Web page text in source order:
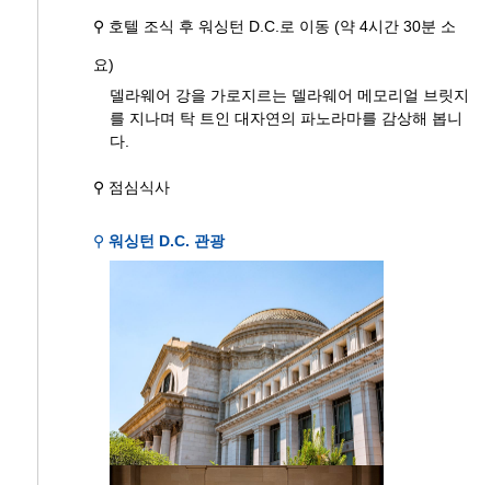
⚲ 호텔 조식 후 워싱턴 D.C.로 이동 (약 4시간 30분 소
요)
델라웨어 강을 가로지르는 델라웨어 메모리얼 브릿지
를 지나며 탁 트인 대자연의 파노라마를 감상해 봅니
다.
⚲ 점심식사
⚲ 워싱턴 D.C. 관광